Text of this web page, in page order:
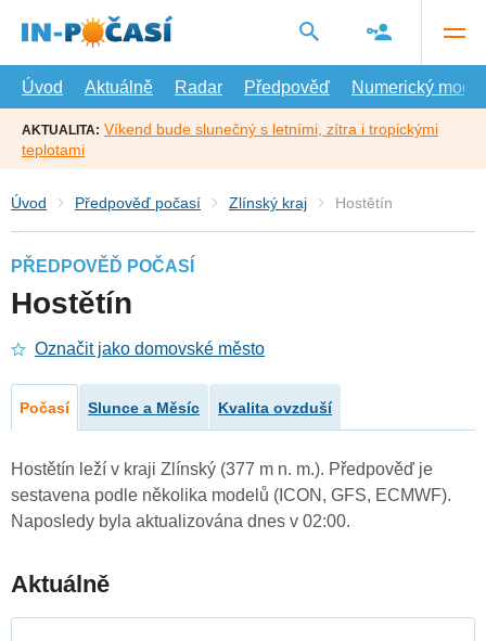
hlavní
Úvod
Aktuálně Radar Předpověď Numerický model
AKTUALITA: Víkend bude slunečný s letními, zítra i tropickými
teplotami
Úvod Předpověď počasí Zlínský kraj Hostětín
PŘEDPOVĚĎ POČASÍ
Hostětín
Označit jako domovské město
Počasí Slunce a Měsíc Kvalita ovzduší
Hostětín leží v kraji Zlínský (377 m n. m.). Předpověď je
sestavena podle několika modelů (ICON, GFS, ECMWF).
Naposledy byla aktualizována dnes v 02:00.
Aktuálně